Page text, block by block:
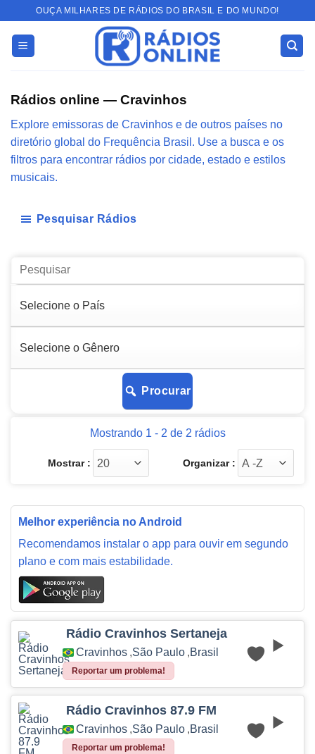
content
OUÇA MILHARES DE RÁDIOS DO BRASIL E DO MUNDO!
Rádios online — Cravinhos
Explore emissoras de Cravinhos e de outros países no
diretório global do Frequência Brasil. Use a busca e os
filtros para encontrar rádios por cidade, estado e estilos
musicais.
Pesquisar Rádios
Procurar
Mostrando 1 - 2 de 2 rádios
Mostrar : Organizar :
Melhor experiência no Android
Recomendamos instalar o app para ouvir em segundo
plano e com mais estabilidade.
Rádio Cravinhos Sertaneja
Cravinhos ,São Paulo ,Brasil
Reportar um problema!
Rádio Cravinhos 87.9 FM
Cravinhos ,São Paulo ,Brasil
Reportar um problema!